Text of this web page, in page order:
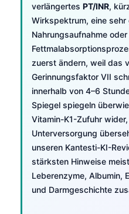
verlängertes PT/INR,
Wirkspektrum, eine sehr
Nahrungsaufnahme
zuerst ändern, weil das
Gerinnungsfaktor VII
innerhalb von 4–6
Spiegel spiegeln
Vitamin-K1-Zufuhr
Unterversorgung
unseren Kantesti-KI-
stärksten Hinweise
Leberenzyme, Albumin,
und Darmgeschichte